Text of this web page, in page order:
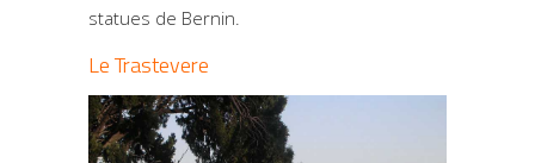
statues de Bernin.
Le Trastevere